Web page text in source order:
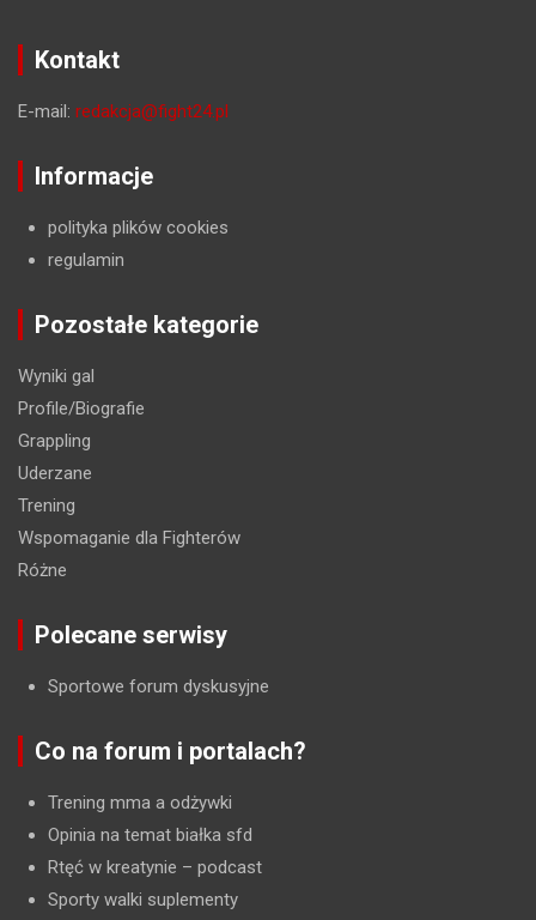
Kontakt
E-mail: redakcja@fight24.pl
Informacje
polityka plików cookies
regulamin
Pozostałe kategorie
Wyniki gal
Profile/Biografie
Grappling
Uderzane
Trening
Wspomaganie dla Fighterów
Różne
Polecane serwisy
Sportowe forum dyskusyjne
Co na forum i portalach?
Trening mma a odżywki
Opinia na temat białka sfd
Rtęć w kreatynie – podcast
Sporty walki suplementy